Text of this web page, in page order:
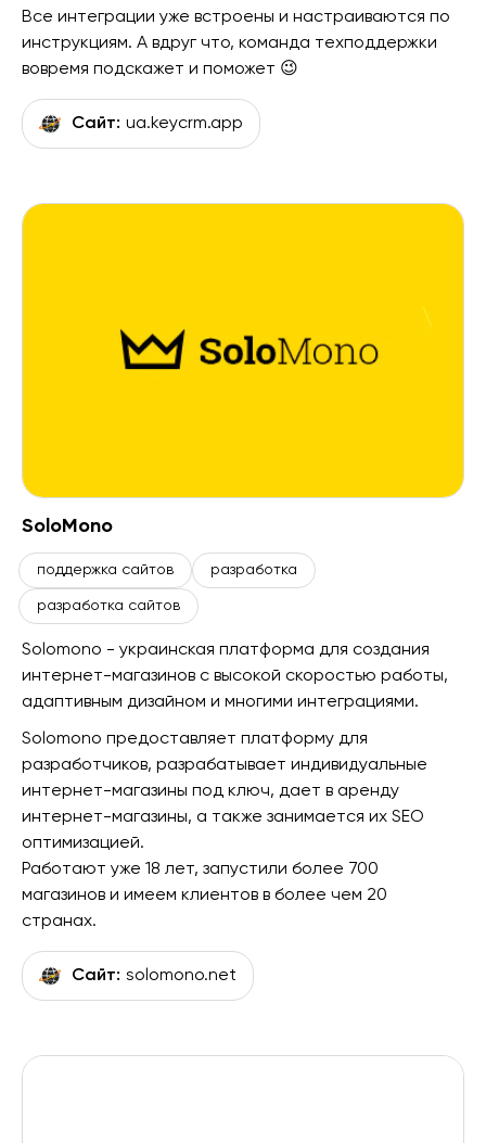
Все интеграции уже встроены и настраиваются по
инструкциям. А вдруг что, команда техподдержки
вовремя подскажет и поможет 😉
Сайт: ua.keycrm.app
SoloМono
поддержка сайтов разработка
разработка сайтов
Solomono - украинская платформа для создания
интернет-магазинов с высокой скоростью работы,
адаптивным дизайном и многими интеграциями.
Solomono предоставляет платформу для
разработчиков, разрабатывает индивидуальные
интернет-магазины под ключ, дает в аренду
интернет-магазины, а также занимается их SEO
оптимизацией.
Работают уже 18 лет, запустили более 700
магазинов и имеем клиентов в более чем 20
странах.
Сайт: solomono.net